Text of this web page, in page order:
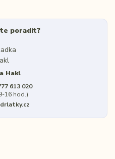
poradit?
Hakl
613 020
16 hod.)